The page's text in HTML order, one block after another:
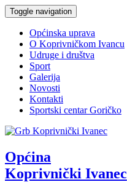
Toggle navigation
Općinska uprava
O Koprivničkom Ivancu
Udruge i društva
Sport
Galerija
Novosti
Kontakti
Sportski centar Goričko
Općina
Koprivnički Ivanec